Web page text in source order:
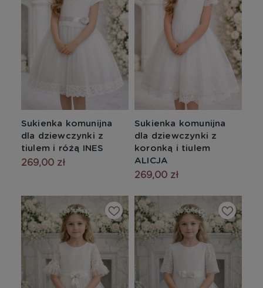
Sukienka komunijna
dla dziewczynki z
tiulem i różą INES
269,00 zł
Sukienka komunijna
dla dziewczynki z
koronką i tiulem
ALICJA
269,00 zł